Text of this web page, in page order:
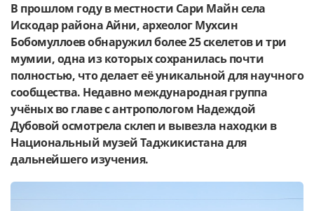
В прошлом году в местности Сари Майн села
Искодар района Айни, археолог Мухсин
Бобомуллоев обнаружил более 25 скелетов и три
мумии, одна из которых сохранилась почти
полностью, что делает её уникальной для научного
сообщества. Недавно международная группа
учёных во главе с антропологом Надеждой
Дубовой осмотрела склеп и вывезла находки в
Национальный музей Таджикистана для
дальнейшего изучения.